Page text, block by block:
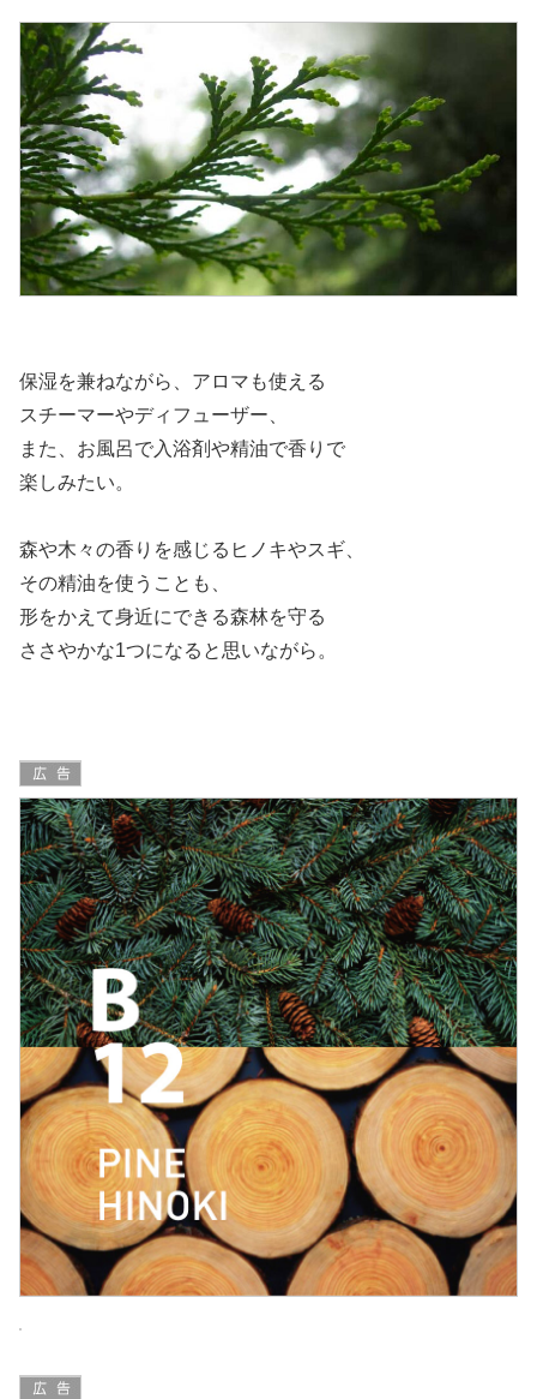
保湿を兼ねながら、アロマも使える
スチーマーやディフューザー、
また、お風呂で入浴剤や精油で香りで
楽しみたい。
森や木々の香りを感じるヒノキやスギ、
その精油を使うことも、
形をかえて身近にできる森林を守る
ささやかな1つになると思いながら。